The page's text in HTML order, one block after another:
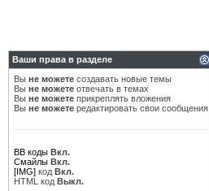
Ваши права в разделе
Вы не можете создавать новые темы
Вы не можете отвечать в темах
Вы не можете прикреплять вложения
Вы не можете редактировать свои сообщения
BB коды Вкл.
Смайлы Вкл.
[IMG] код Вкл.
HTML код Выкл.